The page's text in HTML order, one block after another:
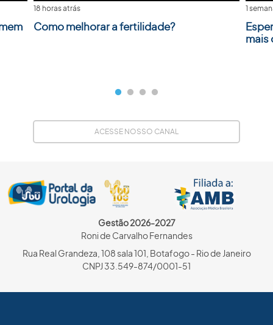
18 horas atrás
Como melhorar a fertilidade?
1
mais
ACESSE NOSSO CANAL
Gestão 2026-2027
Roni de Carvalho Fernandes
Rua Real Grandeza, 108 sala 101, Botafogo - Rio de Janeiro
CNPJ 33.549-874/0001-51